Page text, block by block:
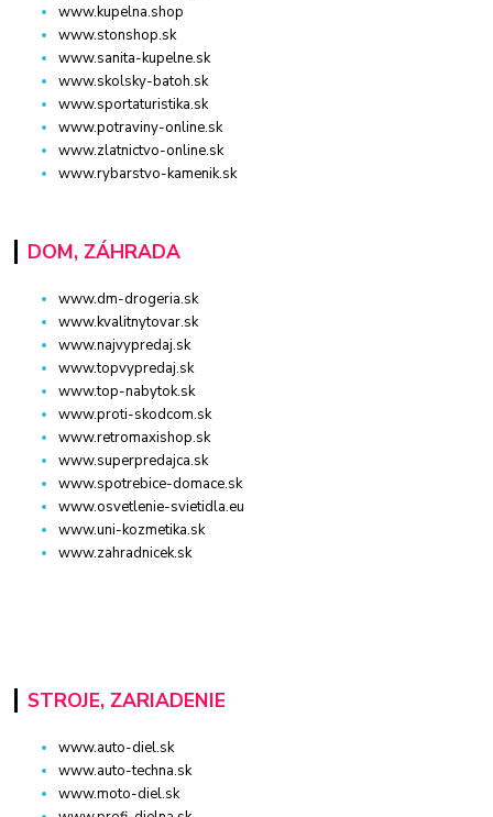
www.kupelna.shop
www.stonshop.sk
www.sanita-kupelne.sk
www.skolsky-batoh.sk
www.sportaturistika.sk
www.potraviny-online.sk
www.zlatnictvo-online.sk
www.rybarstvo-kamenik.sk
DOM, ZÁHRADA
www.dm-drogeria.sk
www.kvalitnytovar.sk
www.najvypredaj.sk
www.topvypredaj.sk
www.top-nabytok.sk
www.proti-skodcom.sk
www.retromaxishop.sk
www.superpredajca.sk
www.spotrebice-domace.sk
www.osvetlenie-svietidla.eu
www.uni-kozmetika.sk
www.zahradnicek.sk
STROJE, ZARIADENIE
www.auto-diel.sk
www.auto-techna.sk
www.moto-diel.sk